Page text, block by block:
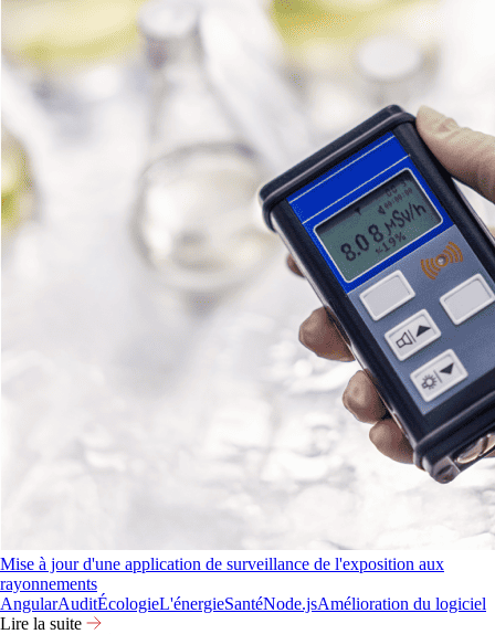
Mise à jour d'une application de surveillance de l'exposition aux
rayonnements
AngularAuditÉcologieL'énergieSantéNode.jsAmélioration du logiciel
Lire la suite